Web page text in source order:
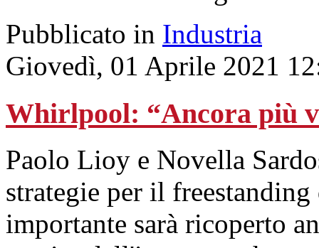
Pubblicato in Industria
Giovedì, 01 Aprile 2021
Whirlpool: “Ancora più
Paolo Lioy e Novella
strategie per il
importante sarà ricoperto